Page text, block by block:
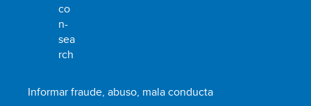
Informar fraude, abuso, mala conducta